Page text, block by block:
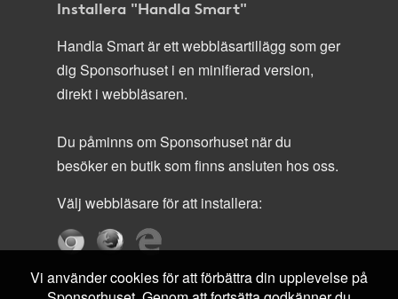
Installera "Handla Smart"
Handla Smart är ett webbläsartillägg som ger
dig Sponsorhuset i en minifierad version,
direkt i webbläsaren.
Du påminns om Sponsorhuset när du
besöker en butik som finns ansluten hos oss.
Välj webbläsare för att installera:
Vi använder cookies för att förbättra din upplevelse på